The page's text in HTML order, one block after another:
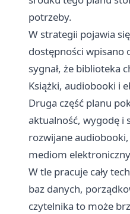
potrzeby.
W strategii pojawia
dostępności wpisano
sygnał, że biblioteka
Książki, audiobooki i
Druga część planu
aktualność, wygodę i
rozwijane
mediom
W tle pracuje cały
baz danych,
czytelnika to może